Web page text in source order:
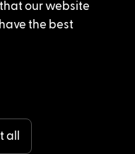
our website
the best
all